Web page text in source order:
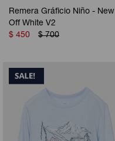
Remera Gráficio Niño - New
Off White V2
$ 450 $ 700